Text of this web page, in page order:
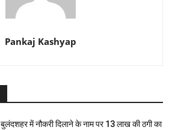
Pankaj Kashyap
बुलंदशहर में नौकरी दिलाने के नाम पर 13 लाख की ठगी का